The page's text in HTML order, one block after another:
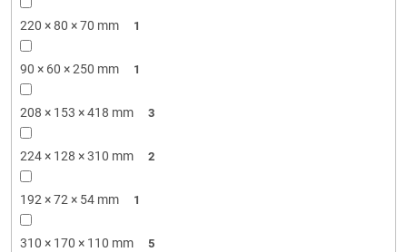
220 × 80 × 70 mm 1
90 × 60 × 250 mm 1
208 × 153 × 418 mm 3
224 × 128 × 310 mm 2
192 × 72 × 54 mm 1
310 × 170 × 110 mm 5